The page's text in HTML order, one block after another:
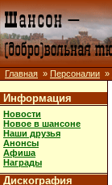
Главная » Персоналии »
Информация
Новости
Новое в шансоне
Наши друзья
Анонсы
Афиша
Награды
Дискография